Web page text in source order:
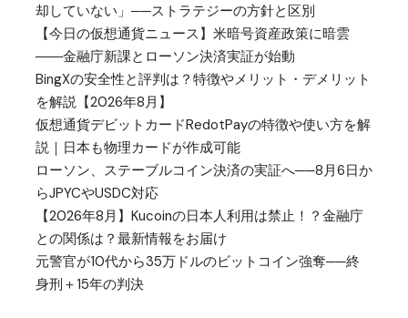
却していない」──ストラテジーの方針と区別
【今日の仮想通貨ニュース】米暗号資産政策に暗雲
――金融庁新課とローソン決済実証が始動
BingXの安全性と評判は？特徴やメリット・デメリット
を解説【2026年8月】
仮想通貨デビットカードRedotPayの特徴や使い方を解
説｜日本も物理カードが作成可能
ローソン、ステーブルコイン決済の実証へ──8月6日か
らJPYCやUSDC対応
【2026年8月】Kucoinの日本人利用は禁止！？金融庁
との関係は？最新情報をお届け
元警官が10代から35万ドルのビットコイン強奪──終
身刑＋15年の判決